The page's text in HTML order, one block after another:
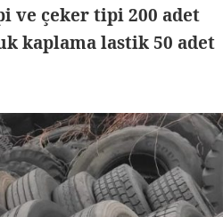
ve çeker tipi 200 adet
kaplama lastik 50 adet